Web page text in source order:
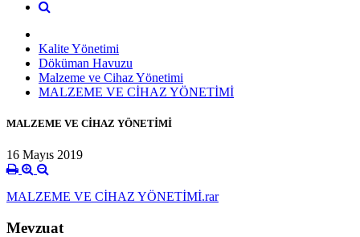
Kalite Yönetimi
Döküman Havuzu
Malzeme ve Cihaz Yönetimi
MALZEME VE CİHAZ YÖNETİMİ
MALZEME VE CİHAZ YÖNETİMİ
16 Mayıs 2019
MALZEME VE CİHAZ YÖNETİMİ.rar
Mevzuat